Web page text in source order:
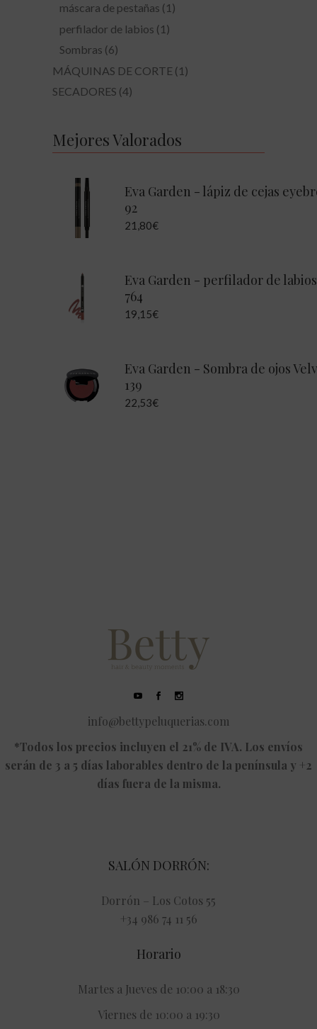
máscara de pestañas (1)
perfilador de labios (1)
Sombras (6)
MÁQUINAS DE CORTE (1)
SECADORES (4)
Mejores Valorados
Eva Garden - lápiz de cejas
92
21,80€
Eva Garden - perfilador de labios
764
19,15€
Eva Garden - Sombra de ojos
139
22,53€
info@bettypeluquerias.com
*Todos los precios incluyen el 21% de IVA. Los envíos
serán de 3 a 5 días laborables dentro de la península y +2
días fuera de la misma.
SALÓN DORRÓN:
Dorrón – Los Cotos 55
+34 986 74 11 56
Horario
Martes a Jueves de 10:00 a 18:30
Viernes de 10:00 a 19:30